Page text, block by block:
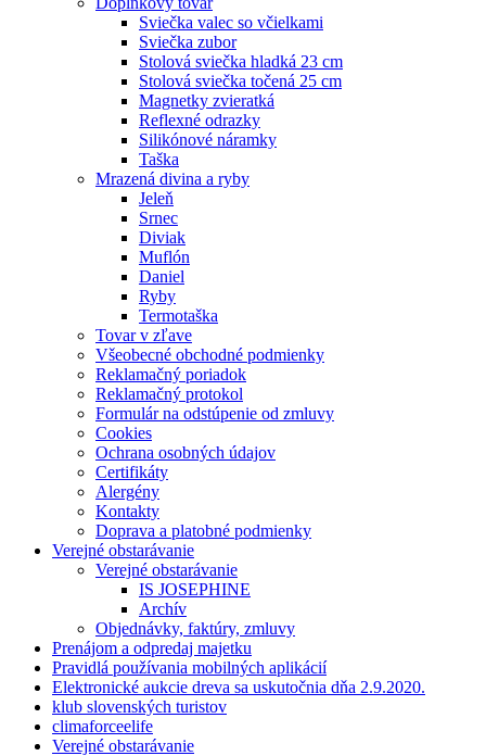
Sviečka valec so včielkami
Sviečka zubor
Stolová sviečka hladká 23 cm
Stolová sviečka točená 25 cm
Magnetky zvieratká
Reflexné odrazky
Silikónové náramky
Taška
Mrazená divina a ryby
Jeleň
Srnec
Diviak
Muflón
Daniel
Ryby
Termotaška
Tovar v zľave
Všeobecné obchodné podmienky
Reklamačný poriadok
Reklamačný protokol
Formulár na odstúpenie od zmluvy
Cookies
Ochrana osobných údajov
Certifikáty
Alergény
Kontakty
Doprava a platobné podmienky
Verejné obstarávanie
Verejné obstarávanie
IS JOSEPHINE
Archív
Objednávky, faktúry, zmluvy
Prenájom a odpredaj majetku
Pravidlá používania mobilných aplikácií
Elektronické aukcie dreva sa uskutočnia dňa 2.9.2020.
klub slovenských turistov
climaforceelife
Verejné obstarávanie